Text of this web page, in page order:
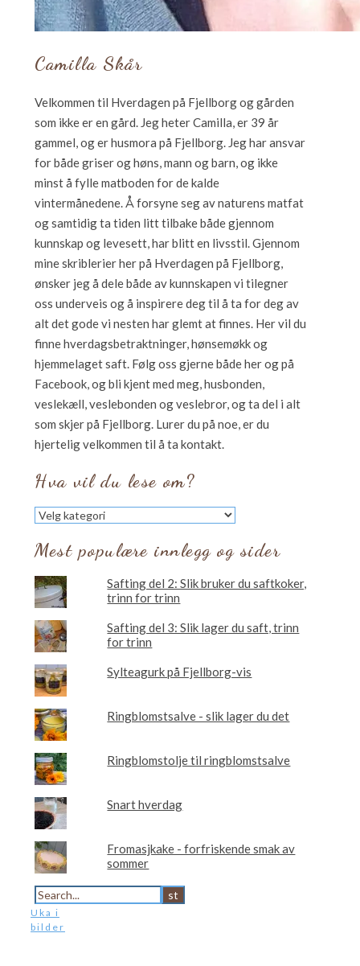
Camilla Skår
Velkommen til Hverdagen på Fjellborg og gården
som ikke er en gård. Jeg heter Camilla, er 39 år
gammel, og er husmora på Fjellborg. Jeg har ansvar
for både griser og høns, mann og barn, og ikke
minst å fylle matboden for de kalde
vintermånedene. Å forsyne seg av naturens matfat
og samtidig ta tiden litt tilbake både gjennom
kunnskap og levesett, har blitt en livsstil. Gjennom
mine skriblerier her på Hverdagen på Fjellborg,
ønsker jeg å dele både av kunnskapen vi tilegner
oss underveis og å inspirere deg til å ta for deg av
alt det gode vi nesten har glemt at finnes. Her vil du
finne hverdagsbetraktninger, hønsemøkk og
hjemmelaget saft. Følg oss gjerne både her og på
Facebook, og bli kjent med meg, husbonden,
veslekæll, veslebonden og veslebror, og ta del i alt
som skjer på Fjellborg. Lurer du på noe, er du
hjertelig velkommen til å ta kontakt.
Hva vil du lese om?
Hva
vil
du
lese
Mest populære innlegg og sider
Safting del 2: Slik bruker du saftkoker,
trinn for trinn
Safting del 3: Slik lager du saft, trinn
for trinn
Sylteagurk på Fjellborg-vis
Ringblomstsalve - slik lager du det
Ringblomstolje til ringblomstsalve
Snart hverdag
Fromasjkake - forfriskende smak av
sommer
Uka i
bilder